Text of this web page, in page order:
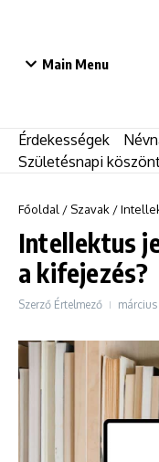
Main Menu
Érdekességek
Születésnapi
Főoldal / Szavak /
Intellektus
a kifejezés?
Szerző Értelmező